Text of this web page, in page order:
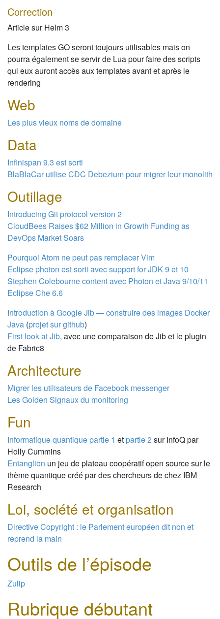
Correction
Article sur Helm 3
Les templates GO seront toujours utilisables mais on
pourra également se servir de Lua pour faire des scripts
qui eux auront accès aux templates avant et après le
rendering
Web
Les plus vieux noms de domaine
Data
Infinispan 9.3 est sorti
BlaBlaCar utilise CDC Debezium pour migrer leur monolith
Outillage
Introducing Git protocol version 2
CloudBees Raises $62 Million in Growth Funding as
DevOps Market Soars
Pourquoi Atom ne peut pas remplacer Vim
Eclipse photon est sorti avec support for JDK 9 et 10
Stephen Colebourne content avec Photon et Java 9/10/11
Eclipse Che 6.6
Introduction à Google Jib — construire des images Docker
Java (projet sur github)
First look at Jib, avec une comparaison de Jib et le plugin
de Fabric8
Architecture
Migrer les utilisateurs de Facebook messenger
Les Golden Signaux du monitoring
Fun
Informatique quantique partie 1 et partie 2 sur InfoQ par
Holly Cummins
Entanglion un jeu de plateau coopératif open source sur le
thème quantique créé par des chercheurs de chez IBM
Research
Loi, société et organisation
Directive Copyright : le Parlement européen dit non et
reprend la main
Outils de l’épisode
Zulip
Rubrique débutant